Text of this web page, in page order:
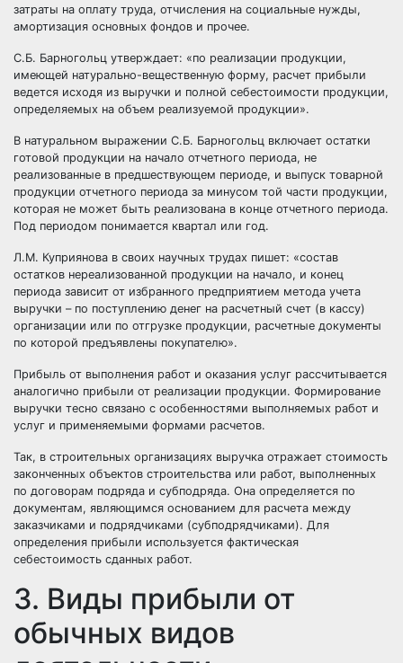
затраты на оплату труда, отчисления на социальные нужды,
амортизация основных фондов и прочее.
С.Б. Барногольц утверждает: «по реализации продукции,
имеющей натурально-вещественную форму, расчет прибыли
ведется исходя из выручки и полной себестоимости продукции,
определяемых на объем реализуемой продукции».
В натуральном выражении С.Б. Барногольц включает остатки
готовой продукции на начало отчетного периода, не
реализованные в предшествующем периоде, и выпуск товарной
продукции отчетного периода за минусом той части продукции,
которая не может быть реализована в конце отчетного периода.
Под периодом понимается квартал или год.
Л.М. Куприянова в своих научных трудах пишет: «состав
остатков нереализованной продукции на начало, и конец
периода зависит от избранного предприятием метода учета
выручки – по поступлению денег на расчетный счет (в кассу)
организации или по отгрузке продукции, расчетные документы
по которой предъявлены покупателю».
Прибыль от выполнения работ и оказания услуг рассчитывается
аналогично прибыли от реализации продукции. Формирование
выручки тесно связано с особенностями выполняемых работ и
услуг и применяемыми формами расчетов.
Так, в строительных организациях выручка отражает стоимость
законченных объектов строительства или работ, выполненных
по договорам подряда и субподряда. Она определяется по
документам, являющимся основанием для расчета между
заказчиками и подрядчиками (субподрядчиками). Для
определения прибыли используется фактическая
себестоимость сданных работ.
3. Виды прибыли от
обычных видов